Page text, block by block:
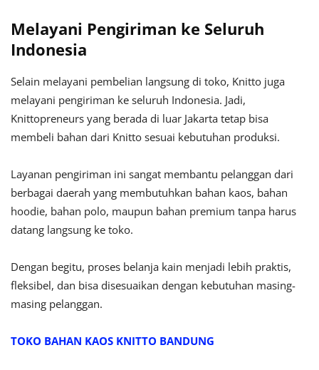
Melayani Pengiriman ke Seluruh
Indonesia
Selain melayani pembelian langsung di toko, Knitto juga
melayani pengiriman ke seluruh Indonesia. Jadi,
Knittopreneurs yang berada di luar Jakarta tetap bisa
membeli bahan dari Knitto sesuai kebutuhan produksi.
Layanan pengiriman ini sangat membantu pelanggan dari
berbagai daerah yang membutuhkan bahan kaos, bahan
hoodie, bahan polo, maupun bahan premium tanpa harus
datang langsung ke toko.
Dengan begitu, proses belanja kain menjadi lebih praktis,
fleksibel, dan bisa disesuaikan dengan kebutuhan masing-
masing pelanggan.
TOKO BAHAN KAOS KNITTO BANDUNG